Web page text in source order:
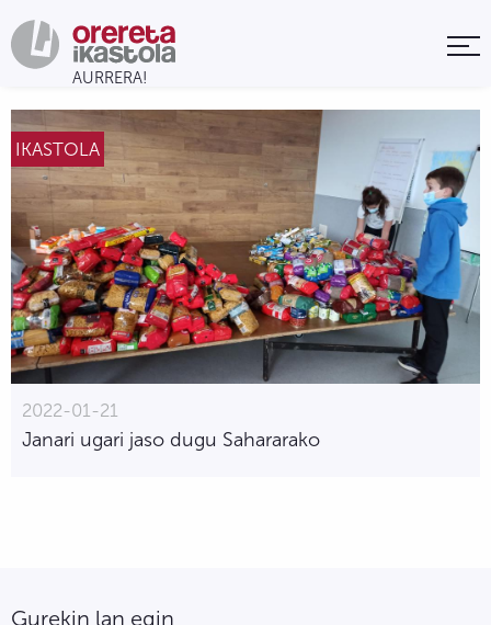
IKASTOLA
2022-01-21
Janari ugari jaso dugu Sahararako
Gurekin lan egin